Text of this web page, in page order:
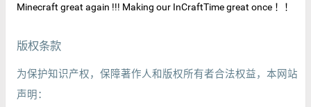
Minecraft great again !!! Making our InCraftTime great once ！！
版权条款
为保护知识产权，保障著作人和版权所有者合法权益，本网站
声明：